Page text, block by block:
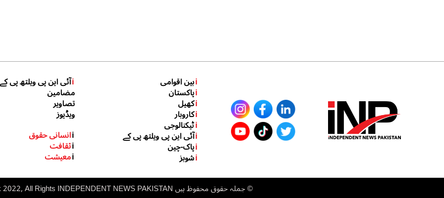
iبین اقوامی
iپاکستان
iکھیل
iکاروبار
iٹیکنالوجی
iآئی این پی ویلتھ پی کے
iپاک-چین
iشوبز
iآئی این پی ویلتھ پی کے
مضامین
تصاویر
ویڈیوز
iانسانی حقوق
iثقافت
iمعیشت
©جملہ حقوق محفوظ ہیں inp.net.pk 2022, All Rights INDEPENDENT NEWS PAKISTAN